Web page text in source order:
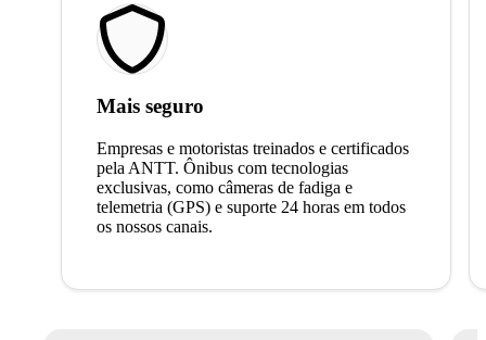
Mais seguro
Empresas e motoristas treinados e certificados
pela ANTT. Ônibus com tecnologias
exclusivas, como câmeras de fadiga e
telemetria (GPS) e suporte 24 horas em todos
os nossos canais.